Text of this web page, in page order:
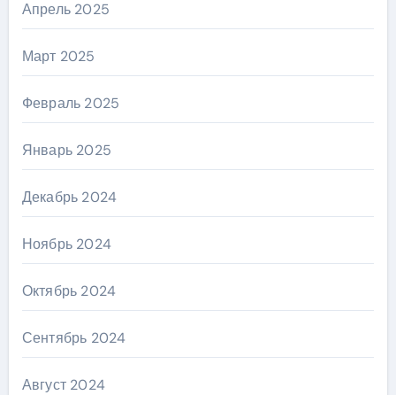
Апрель 2025
Март 2025
Февраль 2025
Январь 2025
Декабрь 2024
Ноябрь 2024
Октябрь 2024
Сентябрь 2024
Август 2024